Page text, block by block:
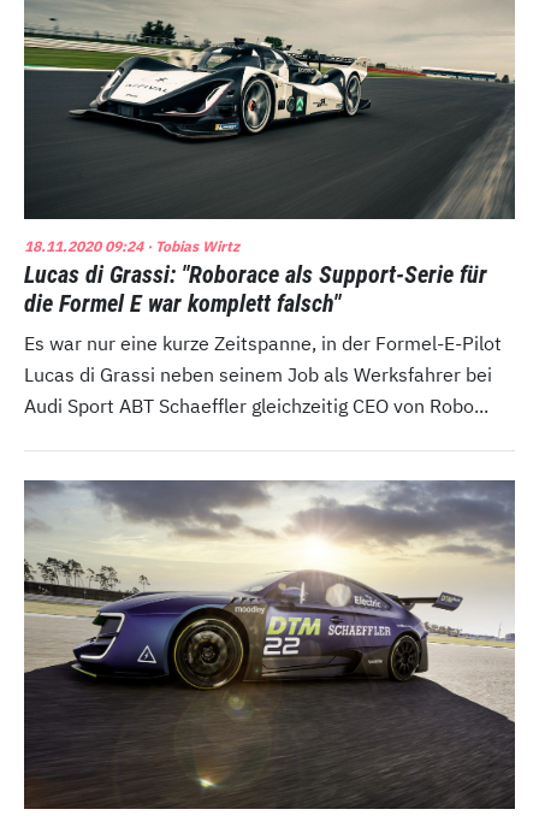
18.11.2020 09:24· Tobias Wirtz
Lucas di Grassi: "Roborace als Support-Serie für
die Formel E war komplett falsch"
Es war nur eine kurze Zeitspanne, in der Formel-E-Pilot
Lucas di Grassi neben seinem Job als Werksfahrer bei
Audi Sport ABT Schaeffler gleichzeitig CEO von Robo...